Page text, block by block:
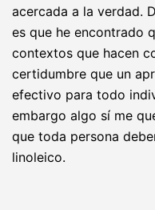
acercada a la verdad.
es que he encontrado
contextos que hacen
certidumbre que un
efectivo para todo
embargo algo sí me
que toda persona
linoleico.